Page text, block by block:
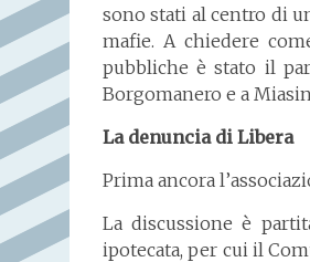
sono stati al centro di
mafie. A chiedere
pubbliche è stato il
Borgomanero e a
La denuncia di Libera
Prima ancora
La discussione è
ipotecata, per cui il